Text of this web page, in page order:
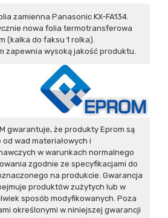
zamienna Panasonic KX-FA134.
nowa folia termotransferowa
(kalka do faksu 1 rolka).
zapewnia wysoką jakość produktu.
gwarantuje, że produkty Eprom są
od wad materiałowych i
w warunkach normalnego
zgodnie ze specyfikacjami do
na produkcie. Gwarancja
produktów zużytych lub w
sposób modyfikowanych. Poza
określonymi w niniejszej gwarancji